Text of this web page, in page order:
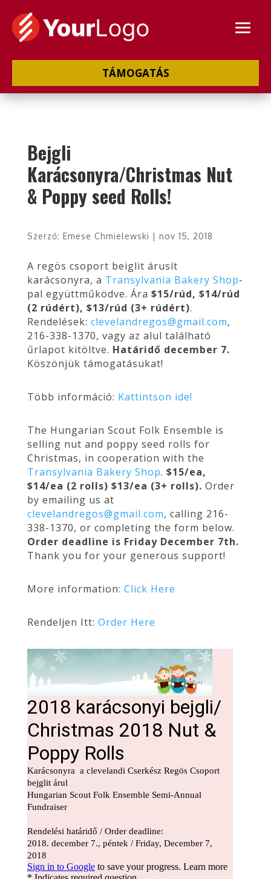
TÁMOGATÁS
Bejgli
Karácsonyra/Christmas Nut
& Poppy seed Rolls!
Szerző: Emese Chmielewski | nov 15, 2018
A regös csoport beiglit árusít
karácsonyra, a Transylvania Bakery Shop-
pal együttműködve. Ára $15/rúd, $14/rúd
(2 rúdért), $13/rúd (3+ rúdért).
Rendelések: clevelandregos@gmail.com,
216-338-1370, vagy az alul található
űrlapot kitöltve. Határidő december 7.
Köszönjük támogatásukat!
Több információ: Kattintson ide!
The Hungarian Scout Folk Ensemble is
selling nut and poppy seed rolls for
Christmas, in cooperation with the
Transylvania Bakery Shop. $15/ea,
$14/ea (2 rolls) $13/ea (3+ rolls). Order
by emailing us at
clevelandregos@gmail.com, calling 216-
338-1370, or completing the form below.
Order deadline is Friday December 7th.
Thank you for your generous support!
More information: Click Here
Rendeljen Itt: Order Here